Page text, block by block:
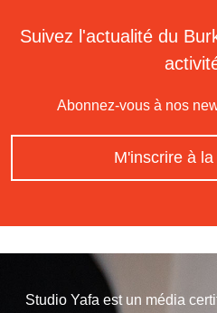
Suivez l'actualité du
Abonnez-vous à nos
M'inscrire à
Studio Yafa est un média